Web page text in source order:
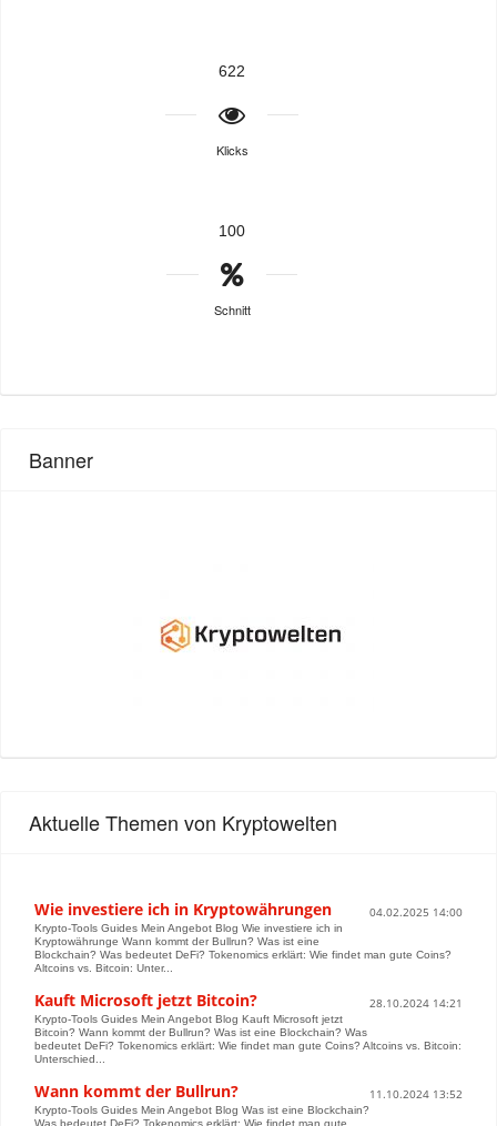
622
Klicks
100
Schnitt
Banner
Aktuelle Themen von Kryptowelten
Wie investiere ich in Kryptowährungen 04.02.2025 14:00
Krypto-Tools Guides Mein Angebot Blog Wie investiere ich in
Kryptowährunge Wann kommt der Bullrun? Was ist eine
Blockchain? Was bedeutet DeFi? Tokenomics erklärt: Wie findet man gute Coins?
Altcoins vs. Bitcoin: Unter...
Kauft Microsoft jetzt Bitcoin? 28.10.2024 14:21
Krypto-Tools Guides Mein Angebot Blog Kauft Microsoft jetzt
Bitcoin? Wann kommt der Bullrun? Was ist eine Blockchain? Was
bedeutet DeFi? Tokenomics erklärt: Wie findet man gute Coins? Altcoins vs. Bitcoin:
Unterschied...
Wann kommt der Bullrun? 11.10.2024 13:52
Krypto-Tools Guides Mein Angebot Blog Was ist eine Blockchain?
Was bedeutet DeFi? Tokenomics erklärt: Wie findet man gute